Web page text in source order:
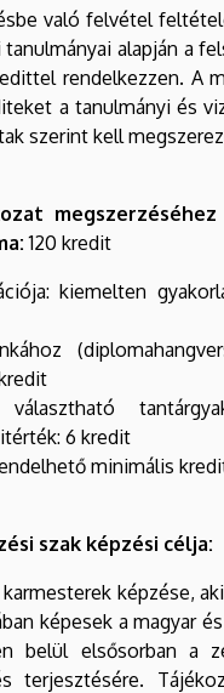
való felvétel
tanulmányai alapján a
rendelkezzen. A
a tanulmányi és
szerint kell
megszerzéséhez
120 kredit
kiemelten
6 kredit
minimális
szak képzési célja:
képzése,
képesek a magyar
belül elsősorban a
terjesztésére.